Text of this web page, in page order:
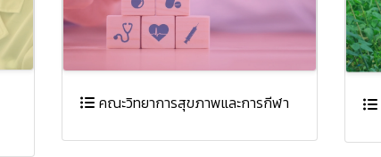
คณะวิทยาการสุขภาพและการกีฬา